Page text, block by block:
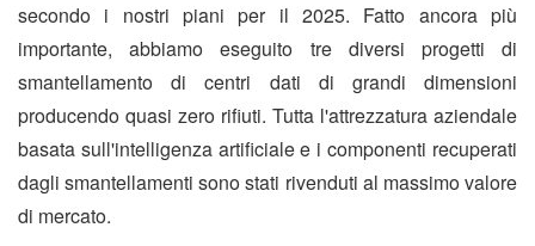
secondo i nostri piani per il 2025. Fatto ancora più
importante, abbiamo eseguito tre diversi progetti di
smantellamento di centri dati di grandi dimensioni
producendo quasi zero rifiuti. Tutta l'attrezzatura aziendale
basata sull'intelligenza artificiale e i componenti recuperati
dagli smantellamenti sono stati rivenduti al massimo valore
di mercato.